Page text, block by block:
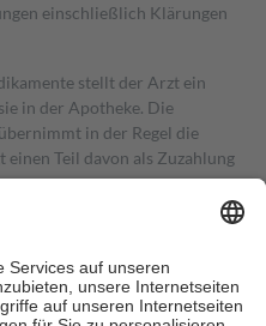
einschließlich Klärungen
stellt der Arzt ein
in der Apotheke. Die
in der Regel die
Teil davon als Zuzahlung
in Höhe von zehn
nie mehr als die tatsächlichen
für Online-Apotheken.